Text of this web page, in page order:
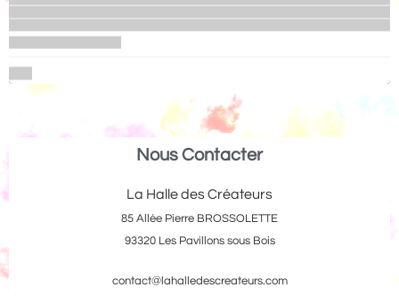
Nous Contacter
La Halle des Créateurs
85 Allée Pierre BROSSOLETTE
93320 Les Pavillons sous Bois
contact@lahalledescreateurs.com